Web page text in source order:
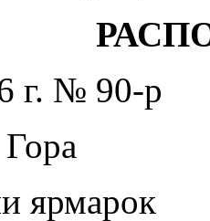
г. № 90-р
ярмарок